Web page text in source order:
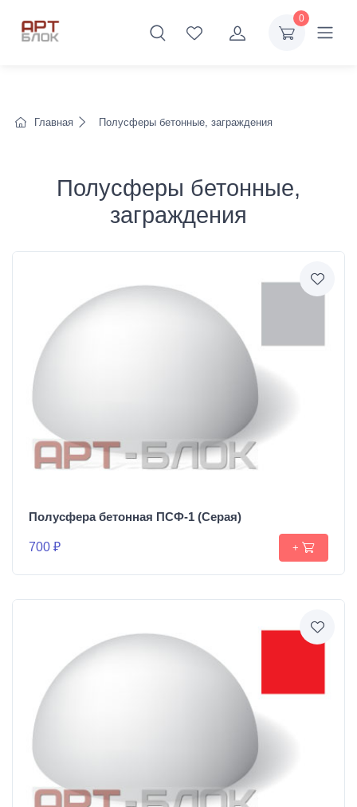
0
Главная Полусферы бетонные, заграждения
Полусферы бетонные,
заграждения
Полусфера бетонная ПСФ-1 (Серая)
700 ₽ +